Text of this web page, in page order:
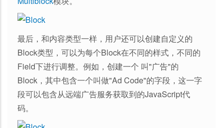
最后，和内容类型一样，用户还可以创建自定义的
Block类型，可以为每个Block在不同的样式，不同的
Field下进行调整。例如，创建一个 叫"广告"的
Block，其中包含一个叫做"Ad Code"的字段，这一字
段可以包含从远端广告服务获取到的JavaScript代
码。